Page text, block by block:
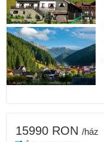
15990 RON /ház